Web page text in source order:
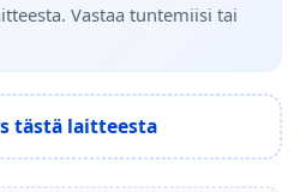
Vastaa tuntemiisi tai
tästä laitteesta